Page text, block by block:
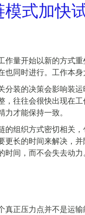
式加快
作量开始以新的方式
同时进行。工作本
分装的决策会影响装
，往往会很快出现在
才能保持一致。
组织方式密切相关
更长的时间来解决，
间，而不会失去动力
真正压力点并不是运